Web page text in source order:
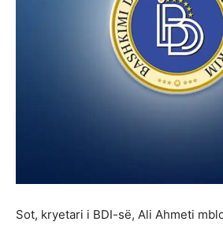
Sot, kryetari i BDI-së, Ali Ahmeti